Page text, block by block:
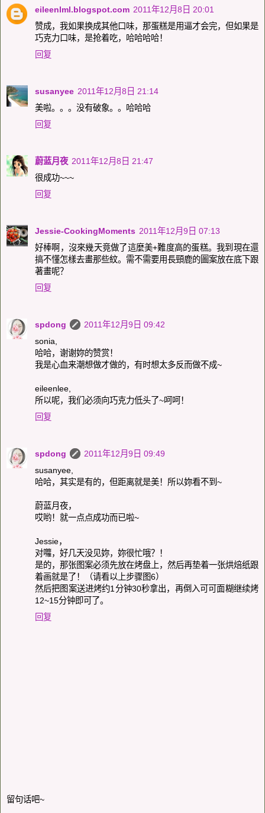
eileenlml.blogspot.com 2011年12月8日 20:01
赞成，我如果换成其他口味，那蛋糕是用逼才会完，但如果是
巧克力口味，是抢着吃，哈哈哈哈！
回复
susanyee 2011年12月8日 21:14
美啦。。。没有破象。。哈哈哈
回复
蔚蓝月夜 2011年12月8日 21:47
很成功~~~
回复
Jessie-CookingMoments 2011年12月9日 07:13
好棒啊，沒來幾天竟做了這麼美+難度高的蛋糕。我到現在還
搞不懂怎樣去畫那些紋。需不需要用長頸鹿的圖案放在底下跟
著畫呢？
回复
spdong
2011年12月9日 09:42
sonia,
哈哈，谢谢妳的赞赏！
我是心血来潮想做才做的，有时想太多反而做不成~
eileenlee,
所以呢，我们必须向巧克力低头了~呵呵！
回复
spdong
2011年12月9日 09:49
susanyee,
哈哈，其实是有的，但距离就是美！所以妳看不到~
蔚蓝月夜，
哎哟！就一点点成功而已啦~
Jessie，
对囖，好几天没见妳，妳很忙哦？！
是的，那张图案必须先放在烤盘上，然后再垫着一张烘焙纸跟
着画就是了！（请看以上步骤图6）
然后把图案送进烤约1分钟30秒拿出，再倒入可可面糊继续烤
12~15分钟即可了。
回复
留句话吧~